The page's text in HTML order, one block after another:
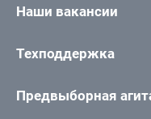
Наши вакансии
Техподдержка
Предвыборная